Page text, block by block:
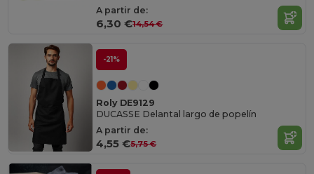
A partir de:
6,30 €14,54 €
-21%
Roly DE9129
DUCASSE Delantal largo de popelín
A partir de:
4,55 €5,75 €